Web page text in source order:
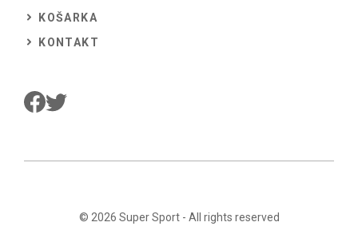
KOŠARKA
KONTAKT
© 2026 Super Sport- All rights reserved